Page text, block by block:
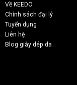
Về KEEDO
Chính sách đại lý
Tuyển dụng
Liên hệ
Blog giày dép da